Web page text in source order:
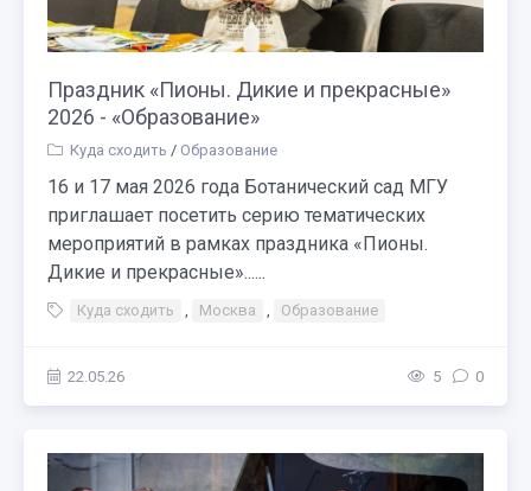
Праздник «Пионы. Дикие и прекрасные»
2026 - «Образование»
Куда сходить / Образование
16 и 17 мая 2026 года Ботанический сад МГУ
приглашает посетить серию тематических
мероприятий в рамках праздника «Пионы.
Дикие и прекрасные»......
Куда сходить , Москва , Образование
22.05.26 5 0